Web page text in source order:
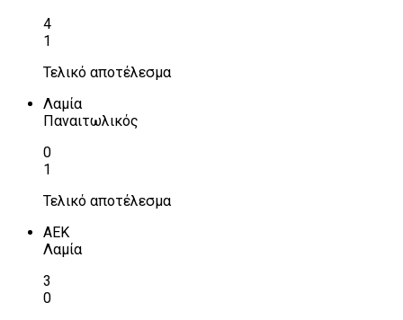
4
1
Τελικό αποτέλεσμα
Λαμία
Παναιτωλικός
0
1
Τελικό αποτέλεσμα
ΑΕΚ
Λαμία
3
0